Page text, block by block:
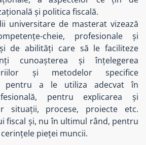
și politica fiscală.
universitare de masterat vizează
cheie, profesionale și
de abilități care să le faciliteze
cunoașterea și înțelegerea
și metodelor specifice
pentru a le utiliza adecvat în
pentru explicarea și
situații, procese, proiecte etc.
fiscal și, nu în ultimul rând, pentru
pieței muncii.